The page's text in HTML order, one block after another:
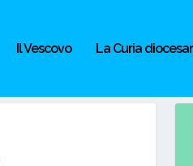
Il Vescovo La Curia